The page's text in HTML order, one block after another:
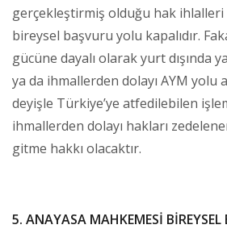
gerçekleştirmiş olduğu hak ihlalleri
bireysel başvuru yolu kapalıdır.
gücüne dayalı olarak yurt dışında
ya da ihmallerden dolayı AYM yolu
deyişle Türkiye’ye atfedilebilen
ihmallerden dolayı hakları
gitme hakkı olacaktır.
5. ANAYASA MAHKEMESİ BİREYSEL